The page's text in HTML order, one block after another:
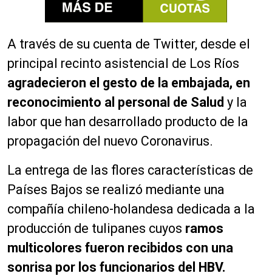
A través de su cuenta de Twitter, desde el
principal recinto asistencial de Los Ríos
agradecieron el gesto de la embajada, en
reconocimiento al personal de Salud y la
labor que han desarrollado producto de la
propagación del nuevo Coronavirus.
La entrega de las flores características de
Países Bajos se realizó mediante una
compañía chileno-holandesa dedicada a la
producción de tulipanes cuyos ramos
multicolores fueron recibidos con una
sonrisa por los funcionarios del HBV.